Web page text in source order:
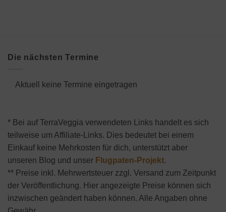
Die nächsten Termine
Aktuell keine Termine eingetragen
* Bei auf TerraVeggia verwendeten Links handelt es sich
teilweise um Affiliate-Links. Dies bedeutet bei einem
Einkauf keine Mehrkosten für dich, unterstützt aber
unseren Blog und unser Flugpaten-Projekt.
** Preise inkl. Mehrwertsteuer zzgl. Versand zum Zeitpunkt
der Veröffentlichung. Hier angezeigte Preise können sich
inzwischen geändert haben können. Alle Angaben ohne